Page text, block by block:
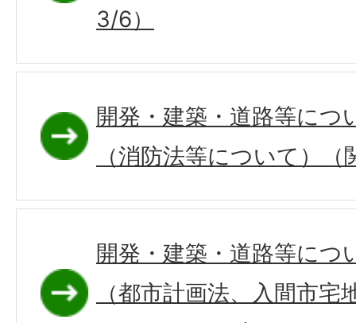
3/6）
開発・建築・道路等につ
（消防法等について）
開発・建築・道路等につ
（都市計画法、入間市